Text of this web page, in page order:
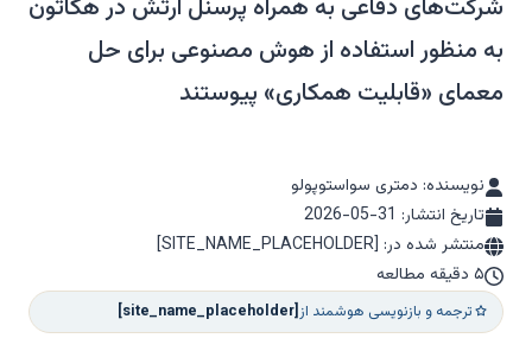
شرکت‌های دفاعی به همراه پرسنل ارتش در هکاتون
به منظور استفاده از هوش مصنوعی برای حل
معمای «قابلیت همکاری» پیوستند
نویسنده: دمتری سواستوپولو
تاریخ انتشار: 2026-05-31
منتشر شده در: [SITE_NAME_PLACEHOLDER]
۵ دقیقه مطالعه
ترجمه و بازنویسی هوشمند از[site_name_placeholder]